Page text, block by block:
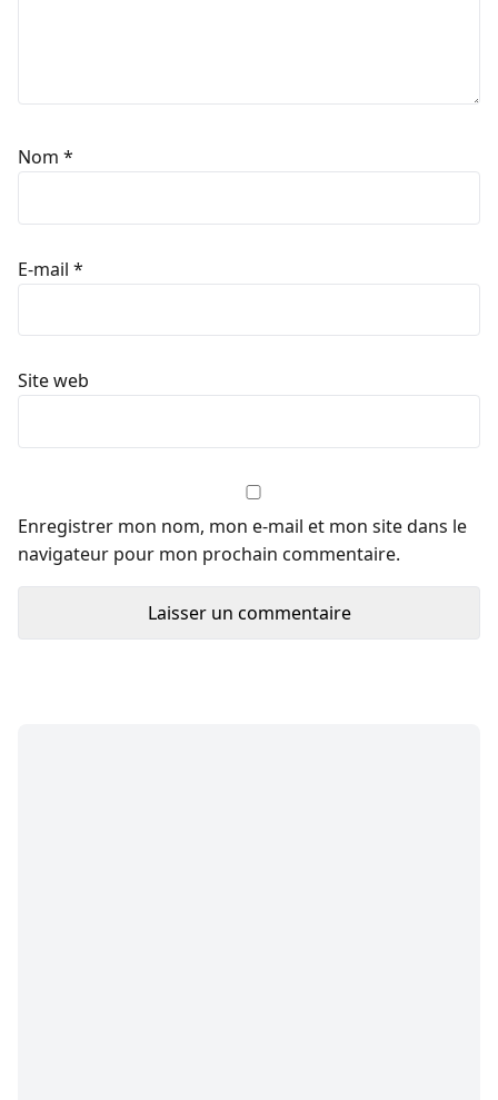
Nom *
E-mail *
Site web
Enregistrer mon nom, mon e-mail et mon site dans le
navigateur pour mon prochain commentaire.